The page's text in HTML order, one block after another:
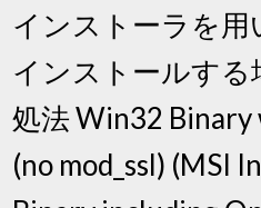
インストーラを用
インストールする
処法 Win32
(no mod_ssl) (MSI